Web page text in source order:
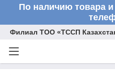
По наличию товара
Филиал ТОО «ТССП